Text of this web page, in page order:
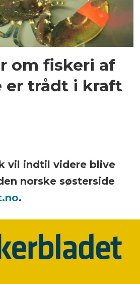
om fiskeri af
er trådt i kraft
vil indtil videre blive
norske søsterside
.